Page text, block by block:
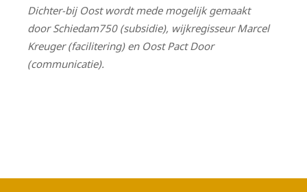
Dichter-bij Oost wordt mede mogelijk gemaakt
door Schiedam750 (subsidie), wijkregisseur Marcel
Kreuger (facilitering) en Oost Pact Door
(communicatie).